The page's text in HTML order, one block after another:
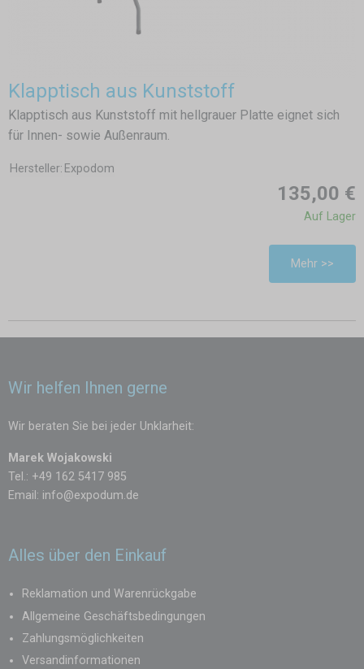
Klapptisch aus Kunststoff
Klapptisch aus Kunststoff mit hellgrauer Platte eignet sich
für Innen- sowie Außenraum.
Hersteller: Expodom
135,00 €
Auf Lager
Mehr >>
Wir helfen Ihnen gerne
Wir beraten Sie bei jeder Unklarheit:
Marek Wojakowski
Tel.: +49 162 5417 985
Email: info@expodum.de
Alles über den Einkauf
Reklamation und Warenrückgabe
Allgemeine Geschäftsbedingungen
Zahlungsmöglichkeiten
Versandinformationen